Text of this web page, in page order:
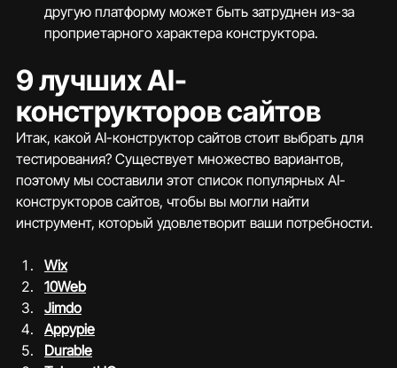
другую платформу может быть затруднен из-за
проприетарного характера конструктора.
9 лучших AI-
конструкторов сайтов
Итак, какой AI-конструктор сайтов стоит выбрать для
тестирования? Существует множество вариантов,
поэтому мы составили этот список популярных AI-
конструкторов сайтов, чтобы вы могли найти
инструмент, который удовлетворит ваши потребности.
Wix
10Web
Jimdo
Appypie
Durable